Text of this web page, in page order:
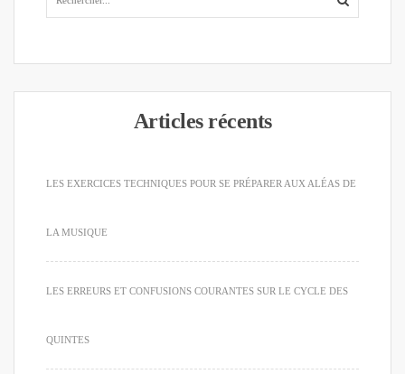
Articles récents
LES EXERCICES TECHNIQUES POUR SE PRÉPARER AUX ALÉAS DE
LA MUSIQUE
LES ERREURS ET CONFUSIONS COURANTES SUR LE CYCLE DES
QUINTES